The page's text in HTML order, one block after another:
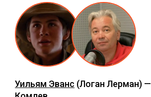
Уильям Эванс (Логан Лерман) —